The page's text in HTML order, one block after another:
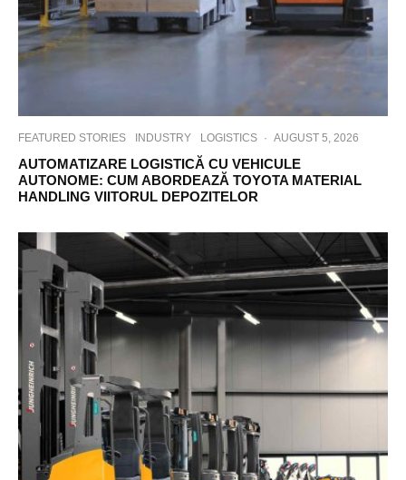
FEATURED STORIES INDUSTRY LOGISTICS · AUGUST 5, 2026
AUTOMATIZARE LOGISTICĂ CU VEHICULE
AUTONOME: CUM ABORDEAZĂ TOYOTA MATERIAL
HANDLING VIITORUL DEPOZITELOR